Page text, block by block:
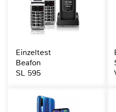
Einzeltest
Beafon
SL 595